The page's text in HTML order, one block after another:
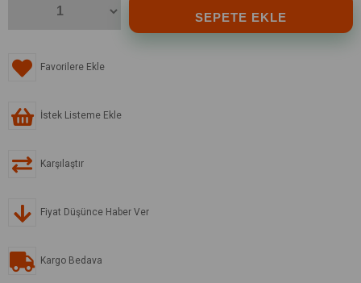
Favorilere Ekle
İstek Listeme Ekle
Karşılaştır
Fiyat Düşünce Haber Ver
Kargo Bedava